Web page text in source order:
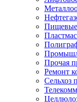
Пищевые
Прочая
Ремонт
Сельхоз